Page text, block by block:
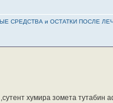
СРЕДСТВА и ОСТАТКИ ПОСЛЕ
,сутент хумира зомета